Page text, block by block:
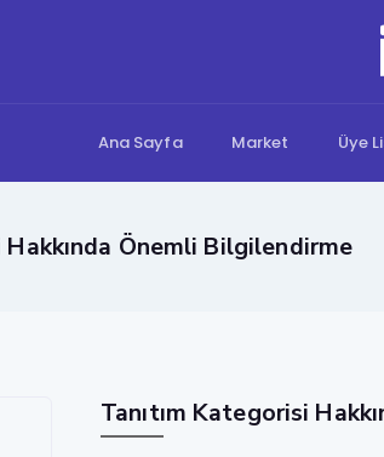
Ana Sayfa Market Üye
Önemli Bilgilendirme
Tanıtım Kategorisi